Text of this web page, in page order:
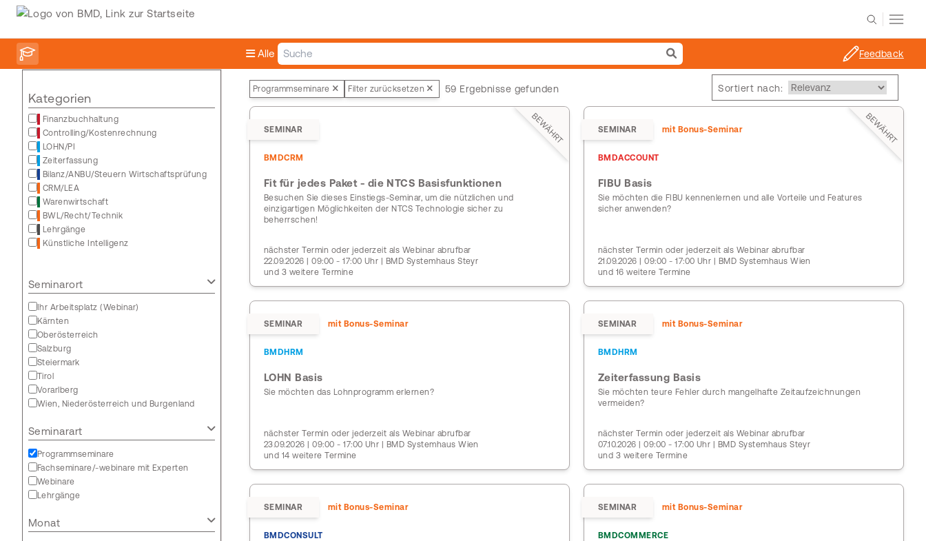
Alle Feedback
Kategorien
Finanzbuchhaltung
Controlling/Kostenrechnung
LOHN/PI
Zeiterfassung
Bilanz/ANBU/Steuern Wirtschaftsprüfung
CRM/LEA
Warenwirtschaft
BWL/Recht/Technik
Lehrgänge
Künstliche Intelligenz
Seminarort
Ihr Arbeitsplatz (Webinar)
Kärnten
Oberösterreich
Salzburg
Steiermark
Tirol
Vorarlberg
Wien, Niederösterreich und Burgenland
Seminarart
Programmseminare
Fachseminare/-webinare mit Experten
Webinare
Lehrgänge
Monat
Programmseminare Filter zurücksetzen 59 Ergebnisse gefunden Sortiert nach:
BEWÄHRT
SEMINAR
BMDCRM
Fit für jedes Paket - die NTCS Basisfunktionen
Besuchen Sie dieses Einstiegs-Seminar, um die nützlichen und
einzigartigen Möglichkeiten der NTCS Technologie sicher zu
beherrschen!
nächster Termin oder jederzeit als Webinar abrufbar
22.09.2026 | 09:00 - 17:00 Uhr | BMD Systemhaus Steyr
und 3 weitere Termine
BEWÄHRT
SEMINAR mit Bonus-Seminar
BMDACCOUNT
FIBU Basis
Sie möchten die FIBU kennenlernen und alle Vorteile und Features
sicher anwenden?
nächster Termin oder jederzeit als Webinar abrufbar
21.09.2026 | 09:00 - 17:00 Uhr | BMD Systemhaus Wien
und 16 weitere Termine
SEMINAR mit Bonus-Seminar
BMDHRM
LOHN Basis
Sie möchten das Lohnprogramm erlernen?
nächster Termin oder jederzeit als Webinar abrufbar
23.09.2026 | 09:00 - 17:00 Uhr | BMD Systemhaus Wien
und 14 weitere Termine
SEMINAR mit Bonus-Seminar
BMDHRM
Zeiterfassung Basis
Sie möchten teure Fehler durch mangelhafte Zeitaufzeichnungen
vermeiden?
nächster Termin oder jederzeit als Webinar abrufbar
07.10.2026 | 09:00 - 17:00 Uhr | BMD Systemhaus Steyr
und 3 weitere Termine
SEMINAR mit Bonus-Seminar
BMDCONSULT
SEMINAR mit Bonus-Seminar
BMDCOMMERCE